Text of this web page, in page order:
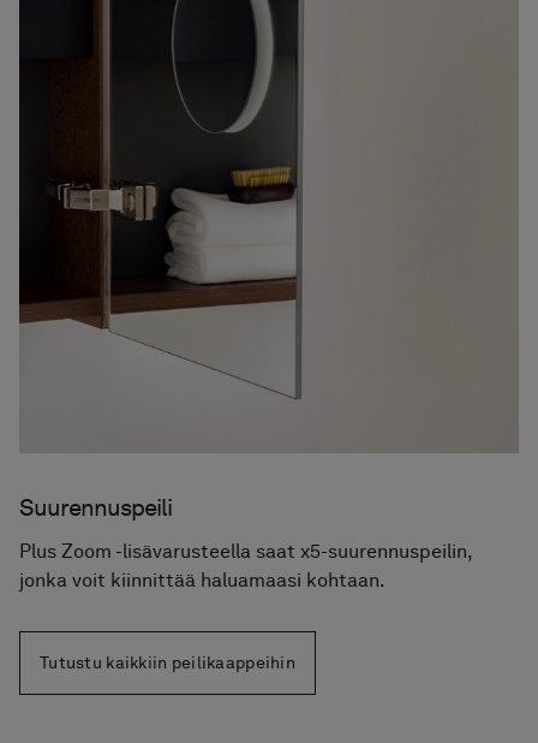
Suurennuspeili
Plus Zoom -lisävarusteella saat x5-suurennuspeilin,
jonka voit kiinnittää haluamaasi kohtaan.
Tutustu kaikkiin peilikaappeihin